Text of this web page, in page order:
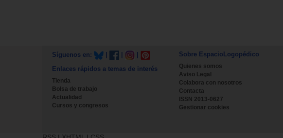
Síguenos en:
Enlaces rápidos a temas de interés
Tienda
Bolsa de trabajo
Actualidad
Cursos y congresos
Sobre EspacioLogopédico
Quienes somos
Aviso Legal
Colabora con nosotros
Contacta
ISSN 2013-0627
Gestionar cookies